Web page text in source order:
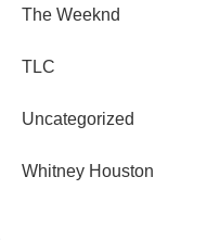
The Weeknd
TLC
Uncategorized
Whitney Houston